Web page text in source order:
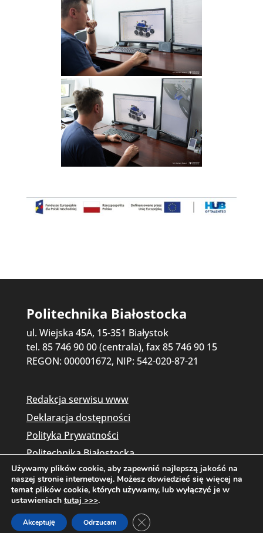
Politechnika Białostocka
ul. Wiejska 45A, 15-351 Białystok
tel. 85 746 90 00 (centrala), fax 85 746 90 15
REGON: 000001672, NIP: 542-020-87-21
Redakcja serwisu www
Deklaracja dostępności
Polityka Prywatności
Politechnika Białostocka
Copyright © 2026 Politechnika Białostocka
Używamy plików cookie, aby zapewnić najlepszą jakość na
naszej stronie internetowej. Możesz dowiedzieć się więcej na
temat plików cookie, których używamy, lub wyłączyć je w
ustawieniach tutaj >>>.
Akceptuję Odrzucam Zamknij panel powiadomień o